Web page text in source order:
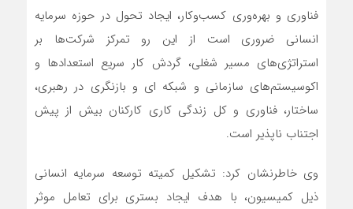
فناوری و بهره‌وری کسب‌وکار، ایجاد تحول در حوزه سرمایه
انسانی ضروری است از این رو تمرکز شرکت‌ها بر
استراتژی‌های مسیر شغلی، گردش کار سریع استعدادها و
اکوسیستم‌های سازمانی و شبکه ای و بازنگری در رهبری،
ساختار، فناوری و کل زندگی کاری کارکنان بیش از پیش
اجتناب ناپذیر است.
وی خاطرنشان کرد: تشکیل کمیته توسعه سرمایه انسانی
ذیل کمیسیون، با هدف ایجاد بستری برای تعامل موثر